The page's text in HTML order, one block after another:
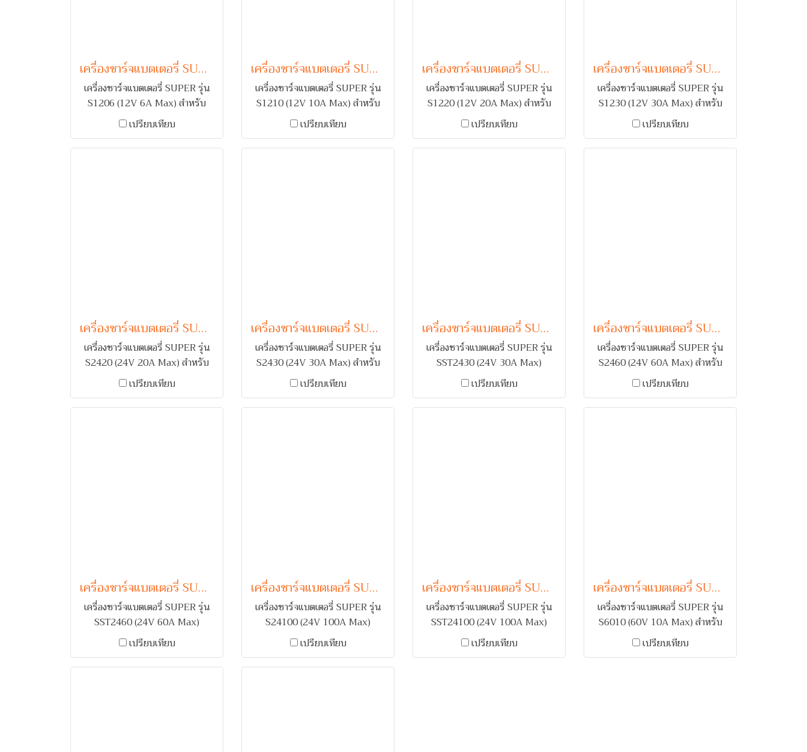
เครื่องชาร์จแบตเตอรี่ SUPER รุ่น S1206 (12V 6A Max)
เครื่องชาร์จแบตเตอรี่ SUPER รุ่น
S1206 (12V 6A Max) สำหรับ
ชาร์จแบตเตอรี่รถยนต์ 1 ลูก คอยล์
และ ตัดไฟเมื่อกระแสเกิน
เปรียบเทียบ
เครื่องชาร์จแบตเตอรี่ SUPER รุ่น S1210 (12V 10A Max)
เครื่องชาร์จแบตเตอรี่ SUPER รุ่น
S1210 (12V 10A Max) สำหรับ
ชาร์จแบตเตอรี่รถยนต์ 1 ลูก คอยล์
และ ตัดไฟเมื่อกระแสเกิน
เปรียบเทียบ
เครื่องชาร์จแบตเตอรี่ SUPER รุ่น S1220 (12V 20A Max)
เครื่องชาร์จแบตเตอรี่ SUPER รุ่น
S1220 (12V 20A Max) สำหรับ
ชาร์จแบตเตอรี่รถยนต์ 1 ลูก คอยล์
และ ตัดไฟเมื่อกระแสเกิน
เปรียบเทียบ
เครื่องชาร์จแบตเตอรี่ SUPER รุ่น S1230 (12V 30A Max)
เครื่องชาร์จแบตเตอรี่ SUPER รุ่น
S1230 (12V 30A Max) สำหรับ
ชาร์จแบตเตอรี่รถยนต์ 1 ลูก คอยล์
และ ตัดไฟเมื่อกระแสเกิน
เปรียบเทียบ
เครื่องชาร์จแบตเตอรี่ SUPER รุ่น S2420 (24V 20A Max)
เครื่องชาร์จแบตเตอรี่ SUPER รุ่น
S2420 (24V 20A Max) สำหรับ
ชาร์จแบตเตอรี่รถยนต์ 1-2 ลูก
กลับขั้ว และ ตัดไฟเมื่อกระแสเกิน
เปรียบเทียบ
เครื่องชาร์จแบตเตอรี่ SUPER รุ่น S2430 (24V 30A Max)
เครื่องชาร์จแบตเตอรี่ SUPER รุ่น
S2430 (24V 30A Max) สำหรับ
ชาร์จแบตเตอรี่รถยนต์ 1-2 ลูก
กลับขั้ว และ ตัดไฟเมื่อกระแสเกิน
เปรียบเทียบ
เครื่องชาร์จแบตเตอรี่ SUPER รุ่น SST2430 (24V 30A Max)
เครื่องชาร์จแบตเตอรี่ SUPER รุ่น
SST2430 (24V 30A Max)
สำหรับชาร์จแบตเตอรี่รถยนต์ 1-2
กลับขั้ว และ ตัดไฟเมื่อกระแสเกิน
เปรียบเทียบ
เครื่องชาร์จแบตเตอรี่ SUPER รุ่น S2460 (24V 60A Max)
เครื่องชาร์จแบตเตอรี่ SUPER รุ่น
S2460 (24V 60A Max) สำหรับ
ชาร์จแบตเตอรี่รถยนต์ 1-2 ลูก
กลับขั้ว และ ตัดไฟเมื่อกระแสเกิน
เปรียบเทียบ
เครื่องชาร์จแบตเตอรี่ SUPER รุ่น SST2460 (24V 60A Max)
เครื่องชาร์จแบตเตอรี่ SUPER รุ่น
SST2460 (24V 60A Max)
สำหรับชาร์จแบตเตอรี่รถยนต์ 1-2
กลับขั้ว และ ตัดไฟเมื่อกระแสเกิน
เปรียบเทียบ
เครื่องชาร์จแบตเตอรี่ SUPER รุ่น S24100 (24V 100A Max)
เครื่องชาร์จแบตเตอรี่ SUPER รุ่น
S24100 (24V 100A Max)
สำหรับชาร์จแบตเตอรี่รถยนต์ 1-2
กลับขั้ว และ ระบบช่วยสตาร์ท
เปรียบเทียบ
เครื่องชาร์จแบตเตอรี่ SUPER รุ่น SST24100 (24V 100A Max)
เครื่องชาร์จแบตเตอรี่ SUPER รุ่น
SST24100 (24V 100A Max)
สำหรับชาร์จแบตเตอรี่รถยนต์ 1-2
เปรียบเทียบ
เครื่องชาร์จแบตเตอรี่ SUPER รุ่น S6010 (60V 10A Max)
เครื่องชาร์จแบตเตอรี่ SUPER รุ่น
S6010 (60V 10A Max) สำหรับ
ชาร์จแบตเตอรี่รถยนต์ 1-5 ลูก
เปรียบเทียบ